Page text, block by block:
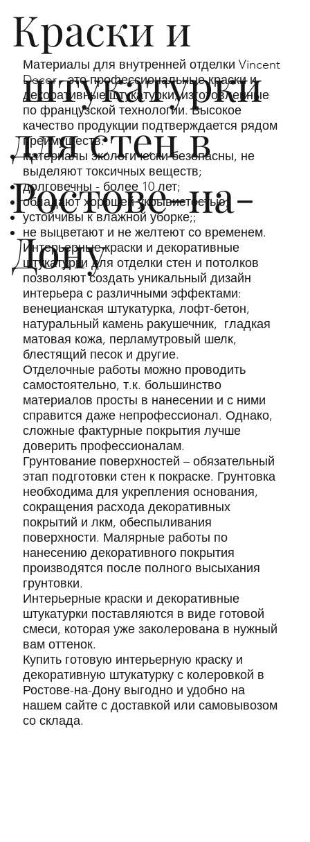
Краски и
штукатурки
для стен в
Ростове-на-
Дону
Материалы для внутренней отделки Vincent
Decor - это профессиональные краски и
декоративные штукатурки, изготовленные
по французской технологии. Высокое
качество продукции подтверждается рядом
преимуществ:
материалы экологически безопасны, не
выделяют токсичных веществ;
долговечны - более 10 лет;
обладают хорошей укрывистостью;
устойчивы к влажной уборке;;
не выцветают и не желтеют со временем.
Интерьерные краски и декоративные
штукатурки для отделки стен и потолков
позволяют создать уникальный дизайн
интерьера с различными эффектами:
венецианская штукатурка, лофт-бетон,
натуральный камень ракушечник, гладкая
матовая кожа, перламутровый шелк,
блестящий песок и другие.
Отделочные работы можно проводить
самостоятельно, т.к. большинство
материалов просты в нанесении и с ними
справится даже непрофессионал. Однако,
сложные фактурные покрытия лучше
доверить профессионалам.
Грунтование поверхностей – обязательный
этап подготовки стен к покраске. Грунтовка
необходима для укрепления основания,
сокращения расхода декоративных
покрытий и лкм, обеспыливания
поверхности. Малярные работы по
нанесению декоративного покрытия
производятся после полного высыхания
грунтовки.
Интерьерные краски и декоративные
штукатурки поставляются в виде готовой
смеси, которая уже заколерована в нужный
вам оттенок.
Купить готовую интерьерную краску и
декоративную штукатурку с колеровкой в
Ростове-на-Дону выгодно и удобно на
нашем сайте с доставкой или самовывозом
со склада.